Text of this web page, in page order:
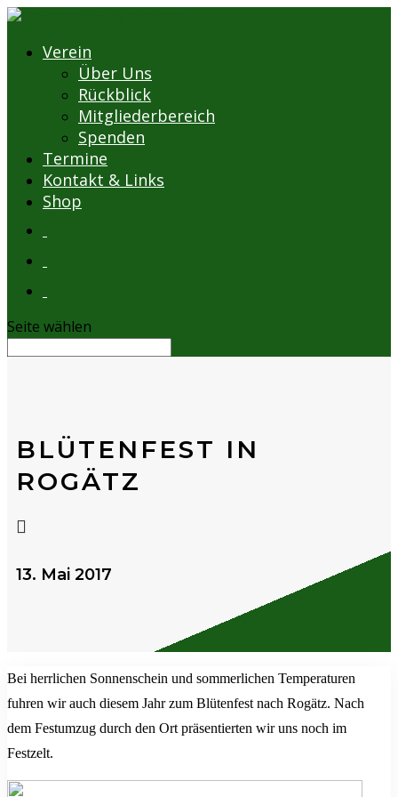
Verein
Über Uns
Rückblick
Mitgliederbereich
Spenden
Termine
Kontakt & Links
Shop
Seite wählen
BLÜTENFEST IN
ROGÄTZ

13. Mai 2017
Bei herrlichen Sonnenschein und sommerlichen Temperaturen
fuhren wir auch diesem Jahr zum Blütenfest nach Rogätz. Nach
dem Festumzug durch den Ort präsentierten wir uns noch im
Festzelt.